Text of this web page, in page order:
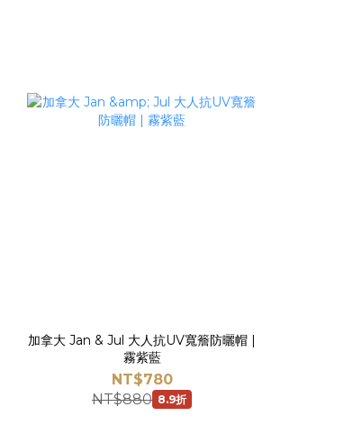
加拿大 Jan & Jul 大人抗UV寬簷防曬帽 |
霧紫藍
NT$780
NT$880 8.9折